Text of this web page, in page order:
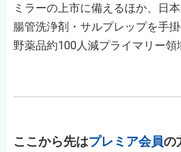
ミラーの上市に備えるほか、日
腸管洗浄剤・サルプレップを手
野薬品約100人減プライマリー領
ここから先はプレミア会員の